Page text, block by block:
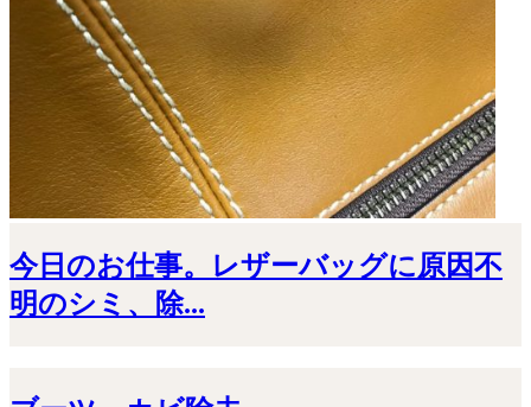
今日のお仕事。レザーバッグに原因不
明のシミ、除...